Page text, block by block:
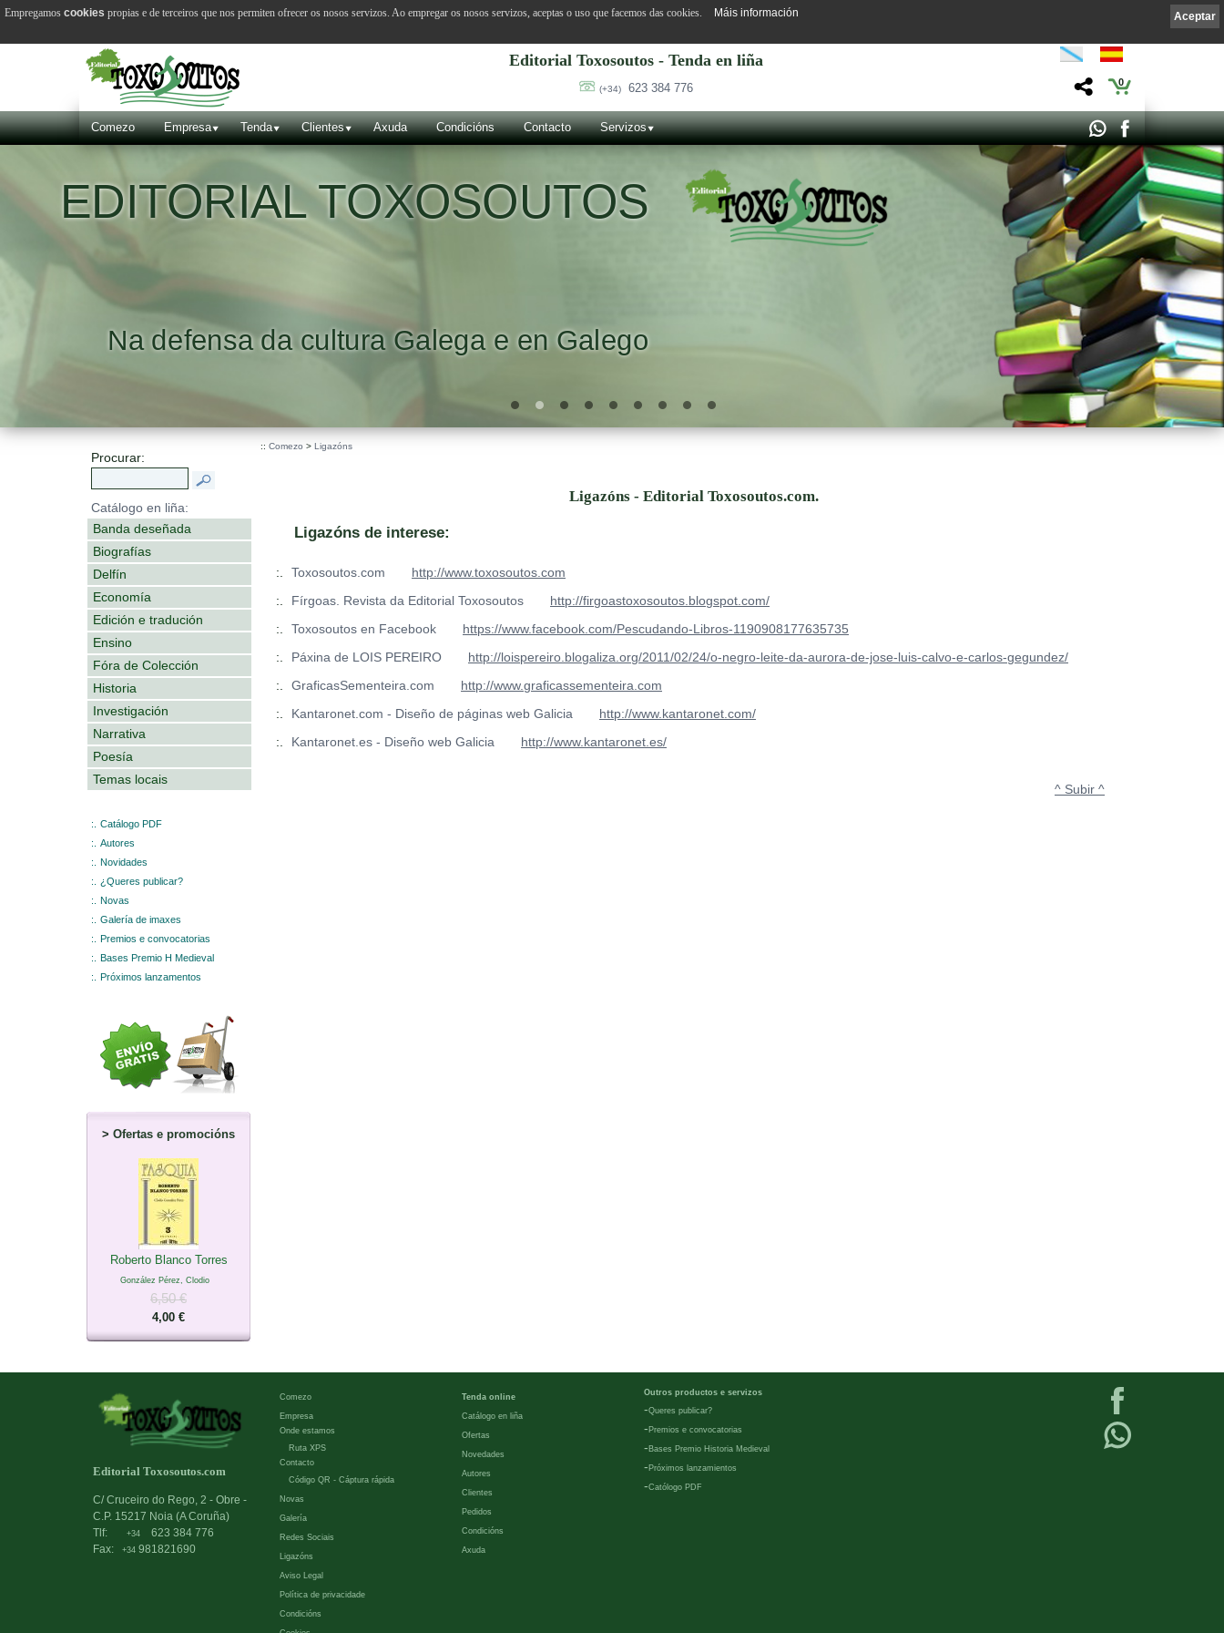
Editorial Toxosoutos - Tenda en liña
(+34) 623 384 776 0
Comezo Empresa Tenda Clientes Axuda Condicións Contacto Servizos
EDITORIAL TOXOSOUTOS
Na defensa da cultura Galega e en Galego
Procurar:
Catálogo en liña:
Banda deseñada
Biografías
Delfín
Economía
Edición e tradución
Ensino
Fóra de Colección
Historia
Investigación
Narrativa
Poesía
Temas locais
:.
Catálogo PDF
:.
Autores
:.
Novidades
:.
¿Queres publicar?
:.
Novas
:.
Galería de imaxes
:.
Premios e convocatorias
:.
Bases Premio H Medieval
:.
Próximos lanzamentos
> Ofertas e promocións
Roberto Blanco Torres
González Pérez, Clodio
6,50 €
4,00 €
:: Comezo > Ligazóns
Ligazóns - Editorial Toxosoutos.com.
Ligazóns de interese:
:. Toxosoutos.com http://www.toxosoutos.com
:. Fírgoas. Revista da Editorial Toxosoutos http://firgoastoxosoutos.blogspot.com/
:. Toxosoutos en Facebook https://www.facebook.com/Pescudando-Libros-1190908177635735
:. Páxina de LOIS PEREIRO http://loispereiro.blogaliza.org/2011/02/24/o-negro-leite-da-aurora-de-jose-luis-calvo-e-carlos-gegundez/
:. GraficasSementeira.com http://www.graficassementeira.com
:. Kantaronet.com - Diseño de páginas web Galicia http://www.kantaronet.com/
:. Kantaronet.es - Diseño web Galicia http://www.kantaronet.es/
^ Subir ^
Editorial Toxosoutos.com
C/ Cruceiro do Rego, 2 - Obre -
C.P. 15217 Noia (A Coruña)
Tlf:
+34
623 384 776
Fax:
+34 981821690
Comezo
Empresa
Onde estamos
Ruta XPS
Contacto
Código QR - Cáptura rápida
Novas
Galería
Redes Sociais
Ligazóns
Aviso Legal
Política de privacidade
Condicións
Tenda online
Catálogo en liña
Ofertas
Novedades
Autores
Clientes
Pedidos
Condicións
Axuda
Outros productos e servizos
-Queres publicar?
- Premios e convocatorias
- Bases Premio Historia Medieval
- Próximos lanzamientos
-Católogo PDF
Aceptar
Empregamos cookies propias e de terceiros que nos permiten ofrecer os nosos servizos. Ao empregar os nosos servizos, aceptas o uso que facemos das cookies. Máis información